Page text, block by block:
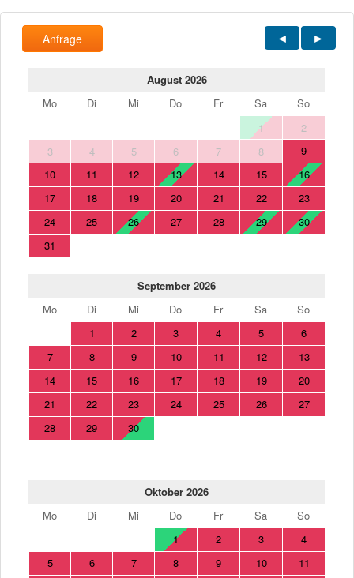
Anfrage
August 2026
Mo
Di Mi Do Fr Sa
So
1
2
3
4 5 6 7 8
9
10
11 12 13 14 15
16
17
18 19 20 21 22
23
24
25 26 27 28 29
30
31
September 2026
Mo
Di Mi Do Fr Sa
So
1
2 3 4 5
6
7
8 9 10 11 12
13
14
15 16 17 18 19
20
21
22 23 24 25 26
27
28
29 30
Oktober 2026
Mo
Di Mi Do Fr Sa
So
1
2 3
4
5
6 7 8 9 10
11